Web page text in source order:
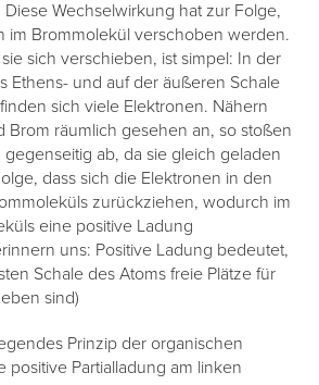
Wechselwirkung hat zur Folge,
im Brommolekül verschoben werden.
sich verschieben, ist simpel: In der
Ethens- und auf der äußeren Schale
sich viele Elektronen. Nähern
Brom räumlich gesehen an, so stoßen
ab, da sie gleich geladen
dass sich die Elektronen in den
zurückziehen, wodurch im
eine positive Ladung
uns: Positive Ladung bedeutet,
Schale des Atoms freie Plätze für
sind)
Prinzip der organischen
positive Partialladung am linken